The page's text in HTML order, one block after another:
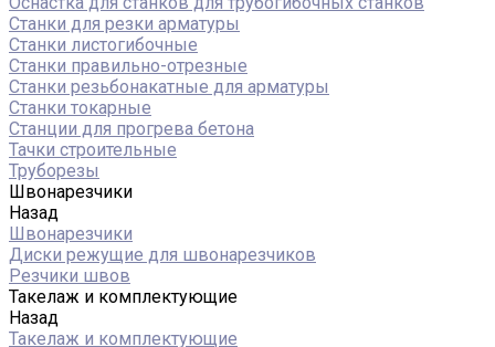
Станки для резки арматуры
Станки листогибочные
Станки правильно-отрезные
Станки резьбонакатные для арматуры
Станки токарные
Станции для прогрева бетона
Тачки строительные
Труборезы
Швонарезчики
Назад
Швонарезчики
Диски режущие для швонарезчиков
Резчики швов
Такелаж и комплектующие
Назад
Такелаж и комплектующие